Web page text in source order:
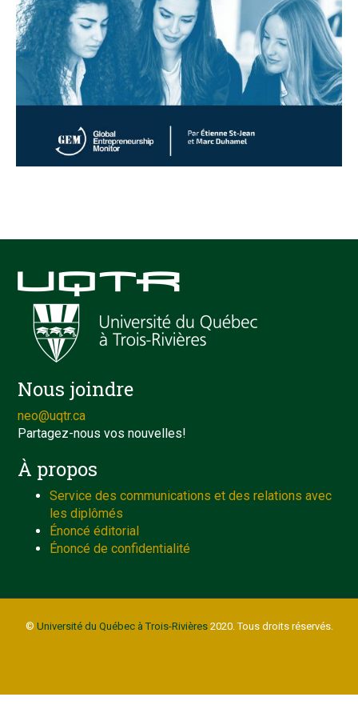
Nous joindre
neo@uqtr.ca
Partagez-nous vos nouvelles!
À propos
Service des communications et des relations avec
les diplômés
Énoncé éditorial
Énoncé de confidentialité
© Université du Québec à Trois-Rivières2020. Tous droits réservés.